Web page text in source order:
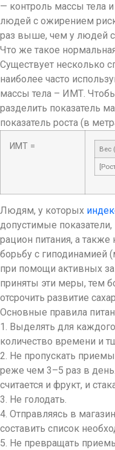
— контроль массы тела
людей с ожирением
раз выше, чем у людей с
Что же такое
Существует несколько
наиболее часто
массы тела – ИМТ.
разделить показатель
показатель роста (в
ИМТ = Вес
Людям, у которых
допустимые
рацион питания, а
борьбу с
при помощи активных
приняты эти меры, тем
отсрочить развитие
Основные правила
1. Выделять для
количество времени и
2. Не пропускать
реже чем 3–5 раз в
считается и фрукт, и
3. Не голодать.
4. Отправляясь в
составить список
5. Не превращать